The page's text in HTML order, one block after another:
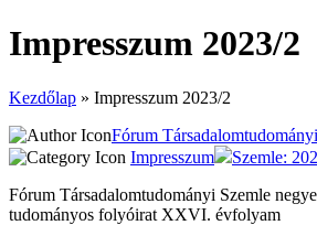
Impresszum 2023/2
Kezdőlap » Impresszum 2023/2
Fórum
Impresszum
Szemle:
Fó­rum Tár­sa­da­lom­tu­do­má­nyi Szem­le
tu­do­má­nyos fo­lyó­ira­t XXVI. évfolyam